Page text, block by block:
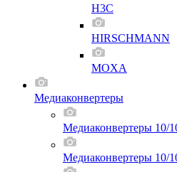
H3C
HIRSCHMANN
MOXA
Медиаконвертеры
Медиаконвертеры 10/
Медиаконвертеры 10/